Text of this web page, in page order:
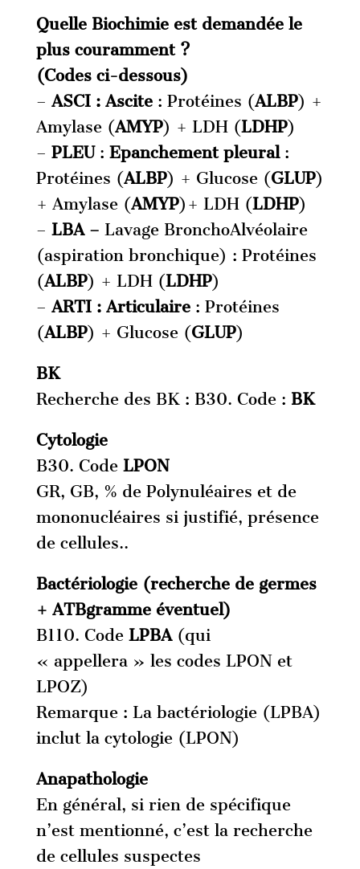
Quelle Biochimie est demandée le
plus couramment ?
(Codes ci-dessous)
– ASCI : Ascite : Protéines (ALBP) +
Amylase (AMYP) + LDH (LDHP)
– PLEU: Epanchement pleural:
Protéines (ALBP) + Glucose (GLUP)
+ Amylase (AMYP)+ LDH (LDHP)
– LBA – Lavage BronchoAlvéolaire
(aspiration bronchique) : Protéines
(ALBP) + LDH (LDHP)
– ARTI : Articulaire: Protéines
(ALBP) + Glucose (GLUP)
BK
Recherche des BK : B30. Code : BK
Cytologie
B30. Code LPON
GR, GB, % de Polynuléaires et de
mononucléaires si justifié, présence
de cellules..
Bactériologie (recherche de germes
+ ATBgramme éventuel)
B110. Code LPBA(qui
« appellera » les codes LPON et
LPOZ)
Remarque : La bactériologie (LPBA)
inclut la cytologie (LPON)
Anapathologie
En général, si rien de spécifique
n’est mentionné, c’est la recherche
de cellules suspectes